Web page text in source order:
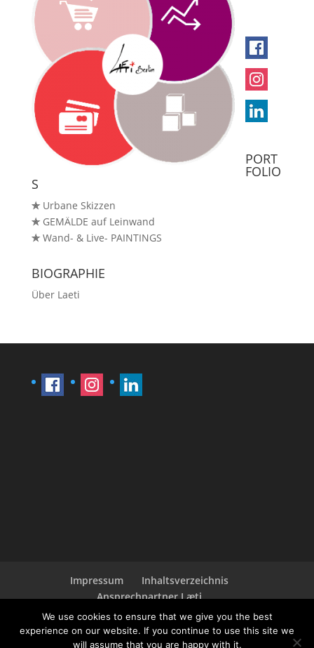
PORT
FOLIO
S
✯Urbane Skizzen
✯GEMÄLDE auf Leinwand
✯Wand- & Live- PAINTINGS
BIOGRAPHIE
Über Laeti
Impressum
Inhaltsverzeichnis
Ansprechpartner Læti
Bedingungen und Konditionen
Zahlung & Versand
We use cookies to ensure that we give you the best
experience on our website. If you continue to use this site we
will assume that you are happy with it.